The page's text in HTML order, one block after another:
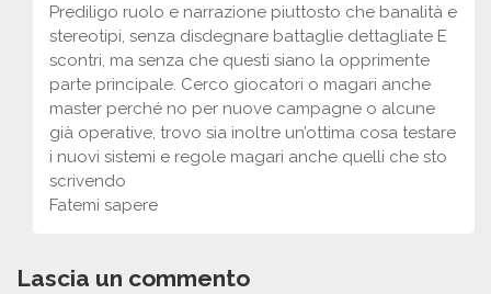
Prediligo ruolo e narrazione piuttosto che banalità e
stereotipi, senza disdegnare battaglie dettagliate E
scontri, ma senza che questi siano la opprimente
parte principale. Cerco giocatori o magari anche
master perché no per nuove campagne o alcune
già operative, trovo sia inoltre un’ottima cosa testare
i nuovi sistemi e regole magari anche quelli che sto
scrivendo
Fatemi sapere
Lascia un commento